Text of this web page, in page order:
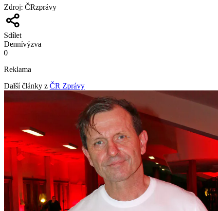
Zdroj: ČRzprávy
Sdílet
Dennívýzva
0
Reklama
Další články z ČR Zprávy